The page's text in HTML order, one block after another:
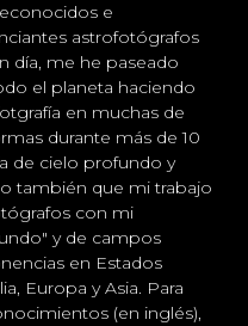
e
astrofotógrafos
día, me he paseado
el planeta haciendo
en muchas de
durante más de 10
de cielo profundo y
también que mi trabajo
con mi
y de campos
en Estados
Europa y Asia. Para
(en inglés),